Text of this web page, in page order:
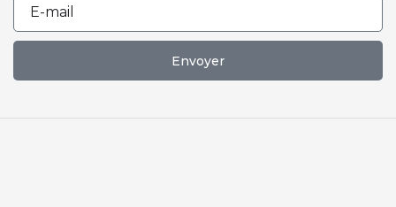
Envoyer